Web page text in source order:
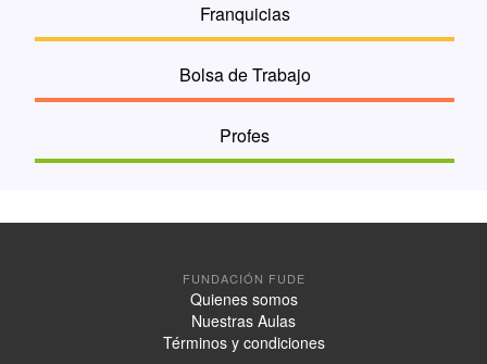
Franquicias
Bolsa de Trabajo
Profes
FUNDACIÓN FUDE
Quienes somos
Nuestras Aulas
Términos y condiciones